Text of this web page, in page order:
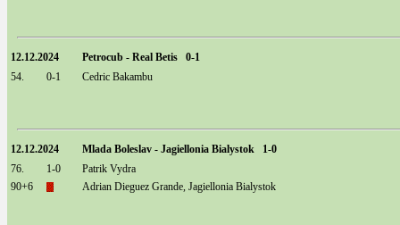
12.12.2024
Petrocub - Real Betis 0-1
54.
0-1 Cedric Bakambu
12.12.2024
Mlada Boleslav - Jagiellonia Bialystok 1-0
76.
1-0
Patrik Vydra
90+6
Adrian Dieguez Grande, Jagiellonia Bialystok